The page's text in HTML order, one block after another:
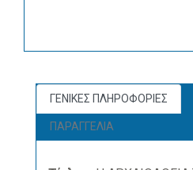
ΓΕΝΙΚΕΣ ΠΛΗΡΟΦΟΡΙΕΣ
ΠΑΡΑΓΓΕΛΙΑ